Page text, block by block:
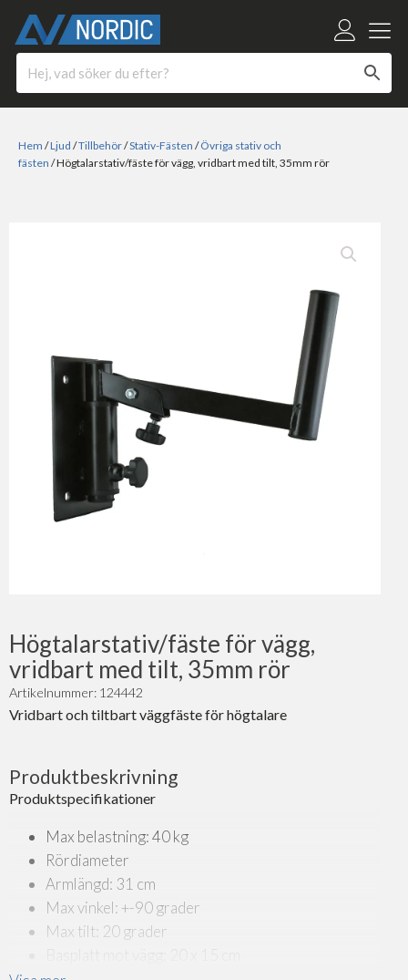
Hem /Ljud /Tillbehör/Stativ-Fästen /Övriga stativ och
fästen / Högtalarstativ/fäste för vägg, vridbart med tilt, 35mm rör
Högtalarstativ/fäste för vägg,
vridbart med tilt, 35mm rör
Artikelnummer: 124442
Vridbart och tiltbart väggfäste för högtalare
Produktbeskrivning
Produktspecifikationer
Max belastning: 40 kg
Rördiameter
Armlängd: 31 cm
Max vinkel: +-90 grader
Max tilt: 20 grader